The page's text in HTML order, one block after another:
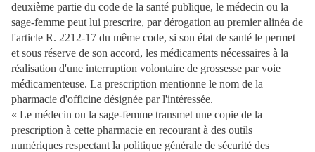
deuxième partie du code de la santé publique, le médecin ou la
sage-femme peut lui prescrire, par dérogation au premier alinéa de
l'article R. 2212-17 du même code, si son état de santé le permet
et sous réserve de son accord, les médicaments nécessaires à la
réalisation d'une interruption volontaire de grossesse par voie
médicamenteuse. La prescription mentionne le nom de la
pharmacie d'officine désignée par l'intéressée.
« Le médecin ou la sage-femme transmet une copie de la
prescription à cette pharmacie en recourant à des outils
numériques respectant la politique générale de sécurité des